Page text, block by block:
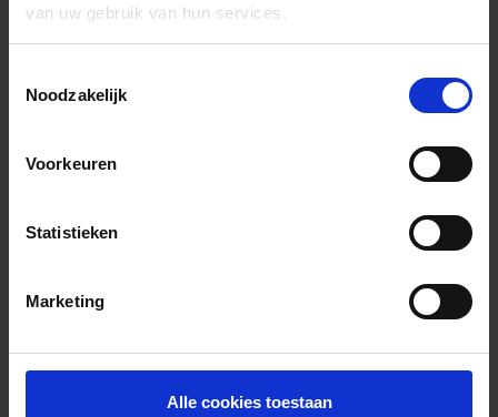
van uw gebruik van hun services.
Noodzakelijk
Voorkeuren
Statistieken
Marketing
Alle cookies toestaan
Algemene informatie
Foto’s ({{photos.length}})